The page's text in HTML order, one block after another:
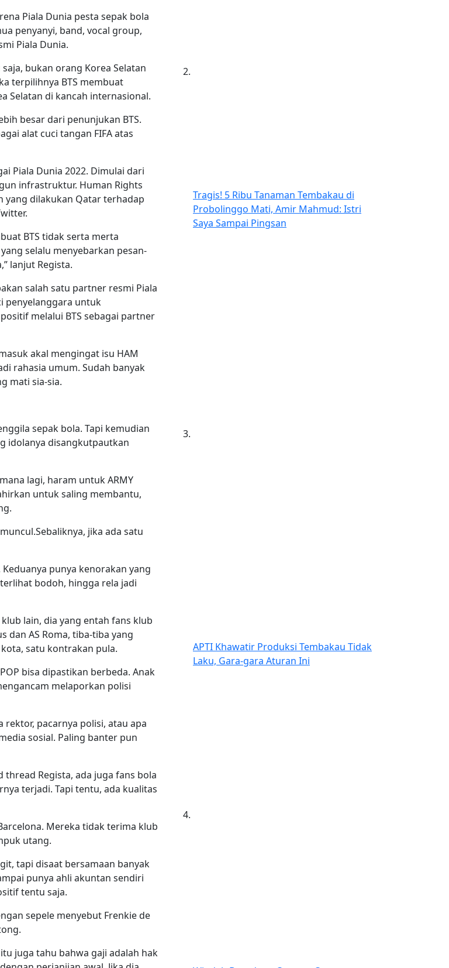
Piala Dunia pesta sepak bola
penyanyi, band, vocal group,
Piala Dunia.
bukan orang Korea Selatan
terpilihnya BTS membuat
Selatan di kancah internasional.
besar dari penunjukan BTS.
alat cuci tangan FIFA atas
Piala Dunia 2022. Dimulai dari
infrastruktur. Human Rights
yang dilakukan Qatar terhadap
BTS tidak serta merta
selalu menyebarkan pesan-
lanjut Regista.
salah satu partner resmi Piala
penyelanggara untuk
melalui BTS sebagai partner
akal mengingat isu HAM
rahasia umum. Sudah banyak
mati sia-sia.
sepak bola. Tapi kemudian
idolanya disangkutpautkan
lagi, haram untuk ARMY
untuk saling membantu,
jika ada satu
punya kenorakan yang
bodoh, hingga rela jadi
lain, dia yang entah fans klub
dan AS Roma, tiba-tiba yang
satu kontrakan pula.
bisa dipastikan berbeda. Anak
melaporkan polisi
rektor, pacarnya polisi, atau apa
sosial. Paling banter pun
Regista, ada juga fans bola
terjadi. Tapi tentu, ada kualitas
Mereka tidak terima klub
utang.
tapi disaat bersamaan banyak
punya ahli akuntan sendiri
tentu saja.
sepele menyebut Frenkie de
juga tahu bahwa gaji adalah hak
Tragis! 5 Ribu Tanaman Tembakau di
Probolinggo Mati, Amir Mahmud: Istri
Saya Sampai Pingsan
APTI Khawatir Produksi Tembakau Tidak
Laku, Gara-gara Aturan Ini